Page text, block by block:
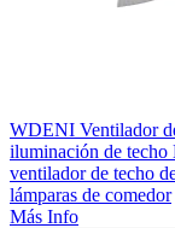
WDENI Ventilador
iluminación de techo
ventilador de techo
lámparas de comedor
Más Info